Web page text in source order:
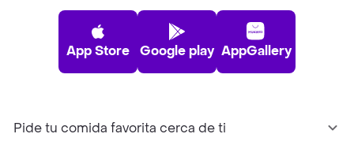
App Store Google play AppGallery
Pide tu comida favorita cerca de ti